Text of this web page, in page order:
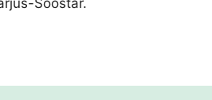
Soostar.